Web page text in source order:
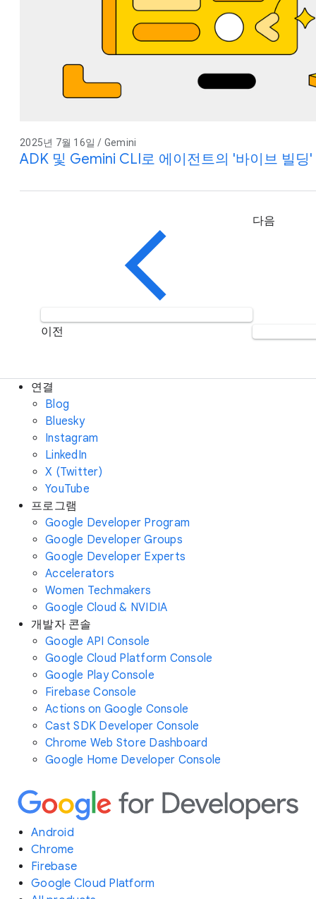
2025년 7월 16일 / Gemini
ADK 및 Gemini CLI로 에이전트의 '바이브 빌딩
이전
다음
연결
Blog
Bluesky
Instagram
LinkedIn
X (Twitter)
YouTube
프로그램
Google Developer Program
Google Developer Groups
Google Developer Experts
Accelerators
Women Techmakers
Google Cloud & NVIDIA
개발자 콘솔
Google API Console
Google Cloud Platform Console
Google Play Console
Firebase Console
Actions on Google Console
Cast SDK Developer Console
Chrome Web Store Dashboard
Google Home Developer Console
Android
Chrome
Firebase
Google Cloud Platform